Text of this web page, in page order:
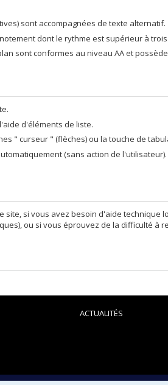
sont accompagnées de texte alternatif.
dont le rythme est supérieur à
sont conformes au niveau AA et
d'éléments de liste.
" curseur " (flèches) ou la touche de
(sans action de l'utilisateur).
si vous avez besoin d'aide technique
ou si vous éprouvez de la difficulté à
ACTUALITÉS